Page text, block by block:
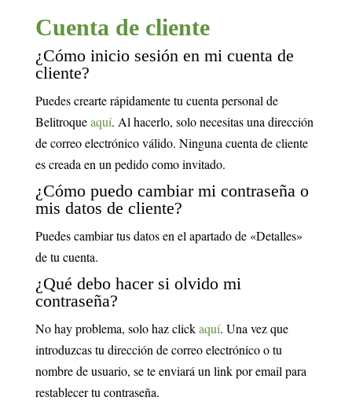
Cuenta de cliente
¿Cómo inicio sesión en mi cuenta de
cliente?
Puedes crearte rápidamente tu cuenta personal de
Belitroqueaquí. Al hacerlo, solo necesitas una dirección
de correo electrónico válido. Ninguna cuenta de cliente
es creada en un pedido como invitado.
¿Cómo puedo cambiar mi contraseña o
mis datos de cliente?
Puedes cambiar tus datos en el apartado de «Detalles»
de tu cuenta.
¿Qué debo hacer si olvido mi
contraseña?
No hay problema, solo haz clickaquí. Una vez que
introduzcas tu dirección de correo electrónico o tu
nombre de usuario, se te enviará un link por email para
restablecer tu contraseña.